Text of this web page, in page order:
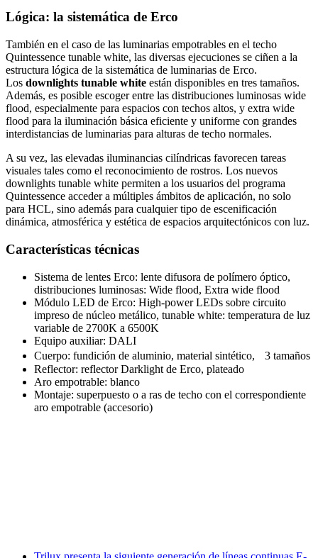
Lógica: la sistemática de Erco
También en el caso de las luminarias empotrables en el techo
Quintessence tunable white, las diversas ejecuciones se ciñen a la
estructura lógica de la sistemática de luminarias de Erco.
Los downlights tunable white están disponibles en tres tamaños.
Además, es posible escoger entre las distribuciones luminosas wide
flood, especialmente para espacios con techos altos, y extra wide
flood para la iluminación básica eficiente y uniforme con grandes
interdistancias de luminarias para alturas de techo normales.
A su vez, las elevadas iluminancias cilíndricas favorecen tareas
visuales tales como el reconocimiento de rostros. Los nuevos
downlights tunable white permiten a los usuarios del programa
Quintessence acceder a múltiples ámbitos de aplicación, no solo
para HCL, sino además para cualquier tipo de escenificación
dinámica, atmosférica y estética de espacios arquitectónicos con luz.
Características técnicas
Sistema de lentes Erco: lente difusora de polímero óptico,
distribuciones luminosas: Wide flood, Extra wide flood
Módulo LED de Erco: High-power LEDs sobre circuito
impreso de núcleo metálico, tunable white: temperatura de luz
variable de 2700K a 6500K
Equipo auxiliar: DALI
Cuerpo: fundición de aluminio, material sintético, 3 tamaños
Reflector: reflector Darklight de Erco, plateado
Aro empotrable: blanco
Montaje: superpuesto o a ras de techo con el correspondiente
aro empotrable (accesorio)
WhatsApp